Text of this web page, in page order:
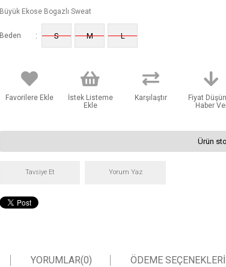
Büyük Ekose Bogazlı Sweat
Beden : S M L
Favorilere Ekle
İstek Listeme
Ekle
Karşılaştır
Fiyat
Haber
Ürün
Tavsiye Et Yorum Yaz
YORUMLAR(0) ÖDEME SEÇENEKLERI